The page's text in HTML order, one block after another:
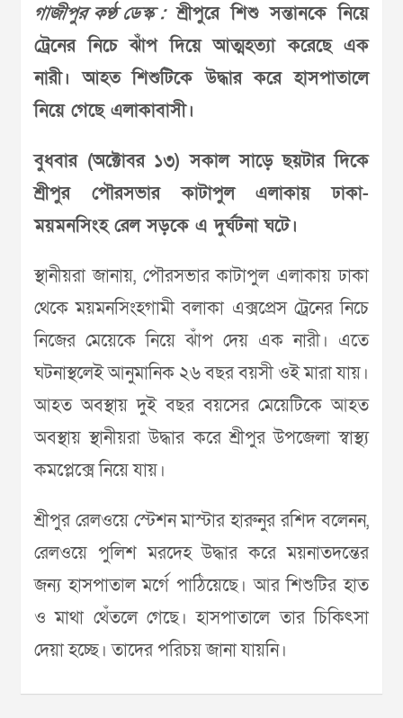
গাজীপুর কণ্ঠ ডেস্ক :শ্রীপুরে শিশু সন্তানকে নিয়ে
ট্রেনের নিচে ঝাঁপ দিয়ে আত্মহত্যা করেছে এক
নারী। আহত শিশুটিকে উদ্ধার করে হাসপাতালে
নিয়ে গেছে এলাকাবাসী।
বুধবার (অক্টোবর ১৩) সকাল সাড়ে ছয়টার দিকে
শ্রীপুর পৌরসভার কাটাপুল এলাকায় ঢাকা-
ময়মনসিংহ রেল সড়কে এ দুর্ঘটনা ঘটে।
স্থানীয়রা জানায়, পৌরসভার কাটাপুল এলাকায় ঢাকা
থেকে ময়মনসিংহগামী বলাকা এক্সপ্রেস ট্রেনের নিচে
নিজের মেয়েকে নিয়ে ঝাঁপ দেয় এক নারী। এতে
ঘটনাস্থলেই আনুমানিক ২৬ বছর বয়সী ওই মারা যায়।
আহত অবস্থায় দুই বছর বয়সের মেয়েটিকে আহত
অবস্থায় স্থানীয়রা উদ্ধার করে শ্রীপুর উপজেলা স্বাস্থ্য
কমপ্লেক্সে নিয়ে যায়।
শ্রীপুর রেলওয়ে স্টেশন মাস্টার হারুনুর রশিদ বলেনন,
রেলওয়ে পুলিশ মরদেহ উদ্ধার করে ময়নাতদন্তের
জন্য হাসপাতাল মর্গে পাঠিয়েছে। আর শিশুটির হাত
ও মাথা থেঁতলে গেছে। হাসপাতালে তার চিকিৎসা
দেয়া হচ্ছে। তাদের পরিচয় জানা যায়নি।